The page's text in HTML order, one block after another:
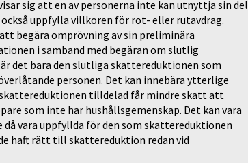
sig att en av personerna inte kan utnyttja sin del
uppfylla villkoren för rot- eller rutavdrag.
begära omprövning av sin preliminära
i samband med begäran om slutlig
det bara den slutliga skattereduktionen som
personen. Det kan innebära ytterlige
tilldelad får mindre skatt att
som inte har hushållsgemenskap. Det kan vara
vara uppfyllda för den som skattereduktionen
haft rätt till skattereduktion redan vid